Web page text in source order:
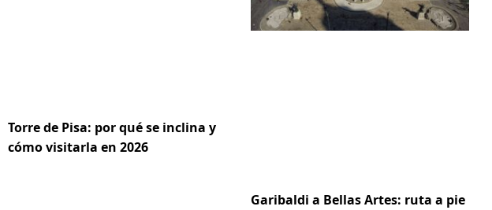
Torre de Pisa: por qué se inclina y
cómo visitarla en 2026
Garibaldi a Bellas Artes: ruta a pie